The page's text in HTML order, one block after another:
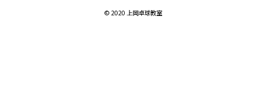
© 2020 上岡卓球教室